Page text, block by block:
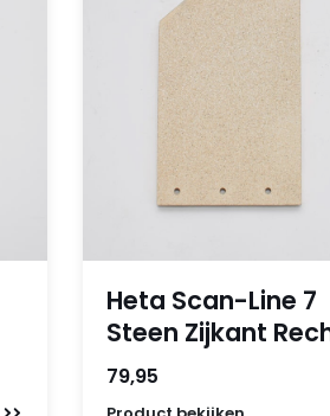
Heta Scan-Line 7
Steen Zijkant
79,95